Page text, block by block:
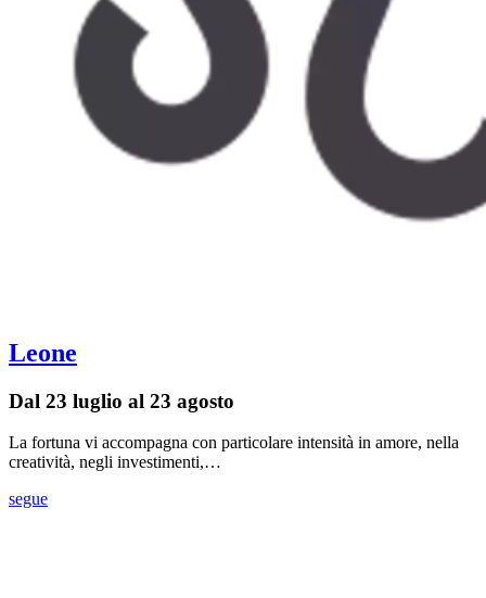
Leone
Dal 23 luglio al 23 agosto
La fortuna vi accompagna con particolare intensità in amore, nella
creatività, negli investimenti,…
segue